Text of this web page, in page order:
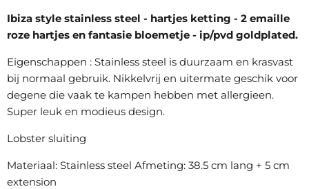
Ibiza style stainless steel - hartjes ketting - 2 emaille
roze hartjes en fantasie bloemetje - ip/pvd goldplated.
Eigenschappen : Stainless steel is duurzaam en krasvast
bij normaal gebruik. Nikkelvrij en uitermate geschik voor
degene die vaak te kampen hebben met allergieen.
Super leuk en modieus design.
Lobster sluiting
Materiaal: Stainless steel Afmeting: 38.5 cm lang + 5 cm
extension